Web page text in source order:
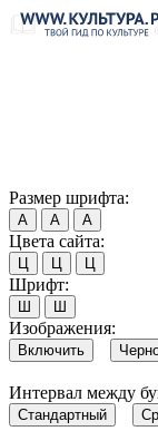
Размер шрифта:
А А А
Цвета сайта:
Ц Ц Ц
Шрифт:
Ш Ш
Изображения:
Включить
Интервал между
Стандартный